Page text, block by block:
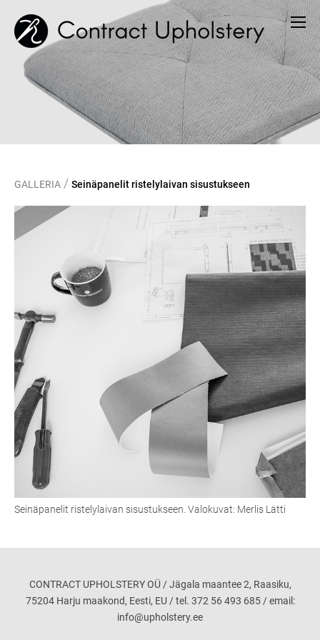
GALLERIA / Seinäpanelit ristelylaivan sisustukseen
Seinäpanelit ristelylaivan sisustukseen. Valokuvat: Merlis Lätti
CONTRACT UPHOLSTERY OÜ / Jägala maantee 2, Raasiku,
75204 Harju maakond, Eesti, EU / tel. 372 56 493 685 / email:
info@upholstery.ee